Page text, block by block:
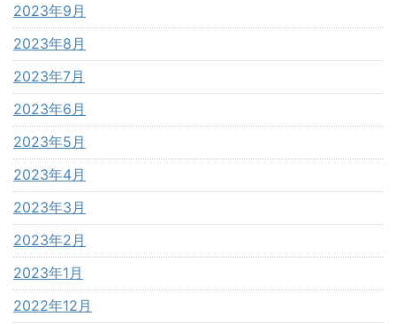
2023年9月
2023年8月
2023年7月
2023年6月
2023年5月
2023年4月
2023年3月
2023年2月
2023年1月
2022年12月